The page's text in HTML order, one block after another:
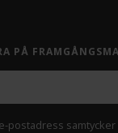
PÅ
postadress